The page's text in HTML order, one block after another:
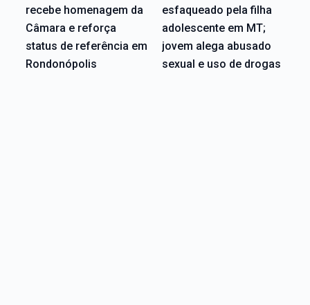
recebe homenagem da
Câmara e reforça
status de referência em
Rondonópolis
esfaqueado pela filha
adolescente em MT;
jovem alega abusado
sexual e uso de drogas